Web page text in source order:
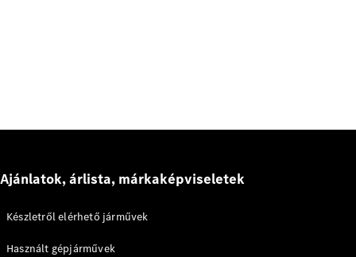
Ajánlatok, árlista, márkaképviseletek
Készletről elérhető járművek
Használt gépjárművek